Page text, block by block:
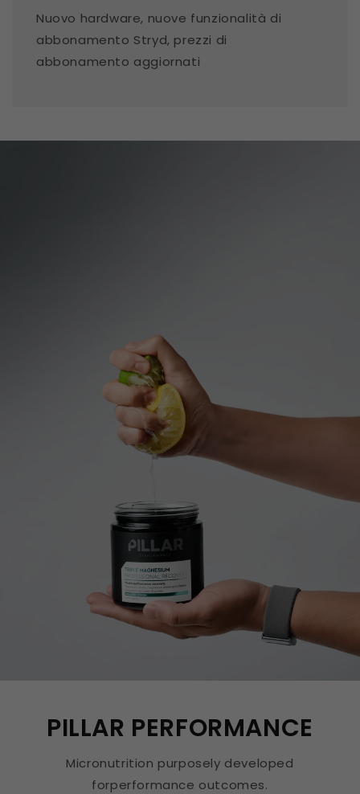
Nuovo hardware, nuove funzionalità di
abbonamento Stryd, prezzi di
abbonamento aggiornati
PILLAR PERFORMANCE
Micronutrition purposely developed
forperformance outcomes.